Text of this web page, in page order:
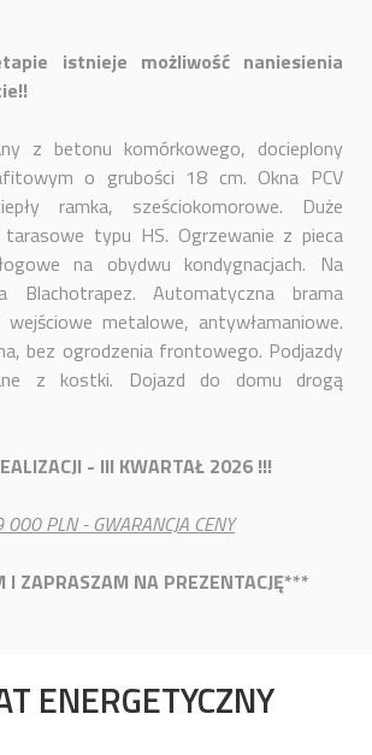
istnieje możliwość naniesienia
z betonu komórkowego, docieplony
o grubości 18 cm. Okna PCV
ramka, sześciokomorowe. Duże
tarasowe typu HS. Ogrzewanie z pieca
na obydwu kondygnacjach. Na
Blachotrapez. Automatyczna brama
metalowe, antywłamaniowe.
bez ogrodzenia frontowego. Podjazdy
z kostki. Dojazd do domu drogą
- III KWARTAŁ 2026 !!!
PLN - GWARANCJA CENY
I ZAPRASZAM NA PREZENTACJĘ***
ENERGETYCZNY